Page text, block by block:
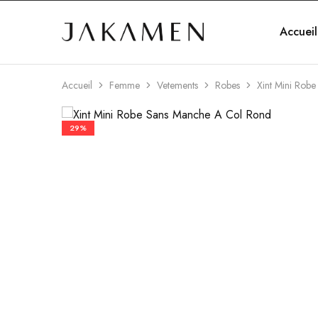
Jakamen Accueil
Accueil Femme Vetements Robes Xint Mini
29%